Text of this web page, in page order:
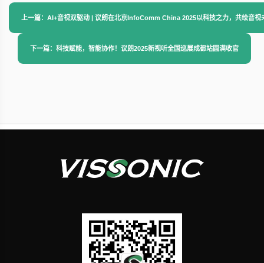
上一篇：AI+音视双驱动 | 议朗在北京InfoComm China 2025以科技之力，共绘音视
下一篇：科技赋能，智能协作！议朗2025新视听全国巡展成都站圆满收官